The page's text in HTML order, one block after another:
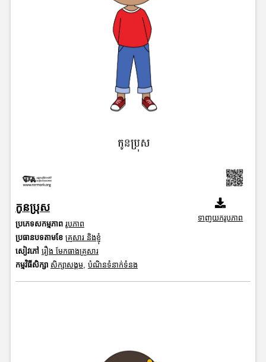
កូនប្រុស
ប្រភេទសកម្មភាព រូបភាព
ប្រធានបទតាមខែ គ្រួសារ និងខ្ញុំ
សៀវភៅ រឿង មែកធាងគ្រួសារ
កម្មវិធីសិក្សា សិក្សាសង្គម, បំណិនទំនាក់ទំនង
ទាញយករូបភាព